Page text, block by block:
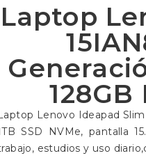
Laptop
128GB
Lenovo Ideapad Slim
SSD NVMe, pantalla
estudios y uso